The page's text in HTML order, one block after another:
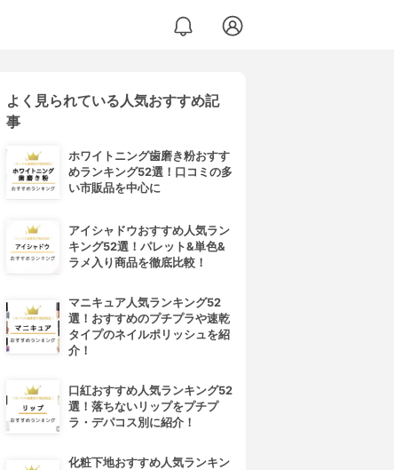
よく見られている人気おすすめ記
事
ホワイトニング歯磨き粉おすす
めランキング52選！口コミの多
い市販品を中心に
アイシャドウおすすめ人気ラン
キング52選！パレット&単色&
ラメ入り商品を徹底比較！
マニキュア人気ランキング52
選！おすすめのプチプラや速乾
タイプのネイルポリッシュを紹
介！
口紅おすすめ人気ランキング52
選！落ちないリップをプチプ
ラ・デパコス別に紹介！
化粧下地おすすめ人気ランキン